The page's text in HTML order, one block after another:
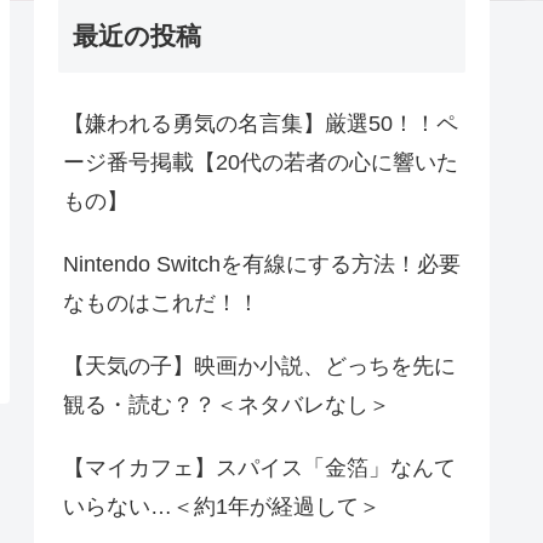
最近の投稿
【嫌われる勇気の名言集】厳選50！！ペ
ージ番号掲載【20代の若者の心に響いた
もの】
Nintendo Switchを有線にする方法！必要
なものはこれだ！！
【天気の子】映画か小説、どっちを先に
観る・読む？？＜ネタバレなし＞
【マイカフェ】スパイス「金箔」なんて
いらない…＜約1年が経過して＞